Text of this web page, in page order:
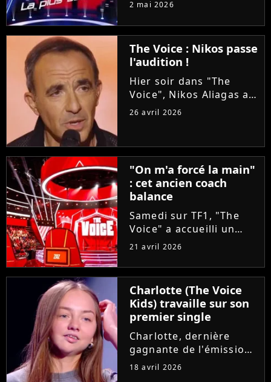
d'assister à deux
épreuves en une : les
Qualifications et les
Battles. On vous
explique tout !
2 mai 2026
The Voice : Nikos passe
l'audition !
Hier soir dans "The
Voice", Nikos Aliagas a
réservé une surprise de
d'un candidat. A-t-il
réussi à convaincre Lara
Fabian, Florent Pagny,...
26 avril 2026
"On m'a forcé la main"
: cet ancien coach
balance
Samedi sur TF1, "The
Voice" a accueilli un
invité exceptionnel pour
Louis Bertignac ! Coach
emblématique des deux
premières saisons, le
rockeur avait
pourtant...
21 avril 2026
Charlotte (The Voice
Kids) travaille sur son
premier single
Charlotte, dernière
gagnante de l'émission
"The Voice Kids",
18 avril 2026